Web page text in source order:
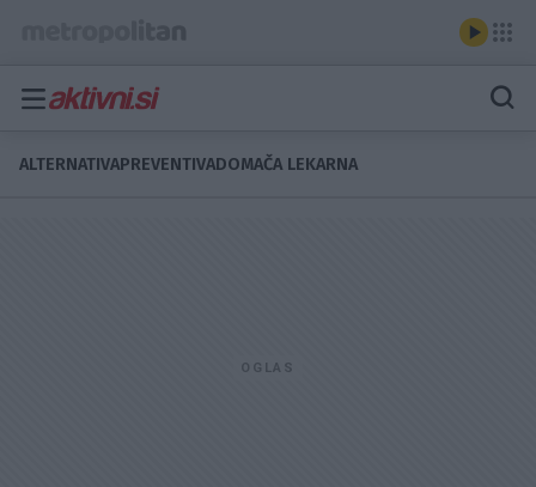
ALTERNATIVAPREVENTIVADOMAČA LEKARNA